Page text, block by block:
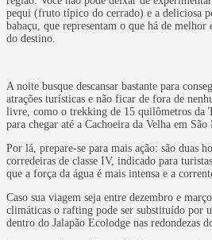
pequi (fruto típico do cerrado) e a deliciosa
babaçu, que representam o que há de melhor
do destino.
A noite busque descansar bastante para
atrações turísticas e não ficar de fora de
livre, como o trekking de 15 quilômetros da
para chegar até a Cachoeira da Velha em São
Por lá, prepare-se para mais ação: são duas
corredeiras de classe IV, indicado para
que a força da água é mais intensa e a
Caso sua viagem seja entre dezembro e
climáticas o rafting pode ser substituído por
dentro do Jalapão Ecolodge nas redondezas